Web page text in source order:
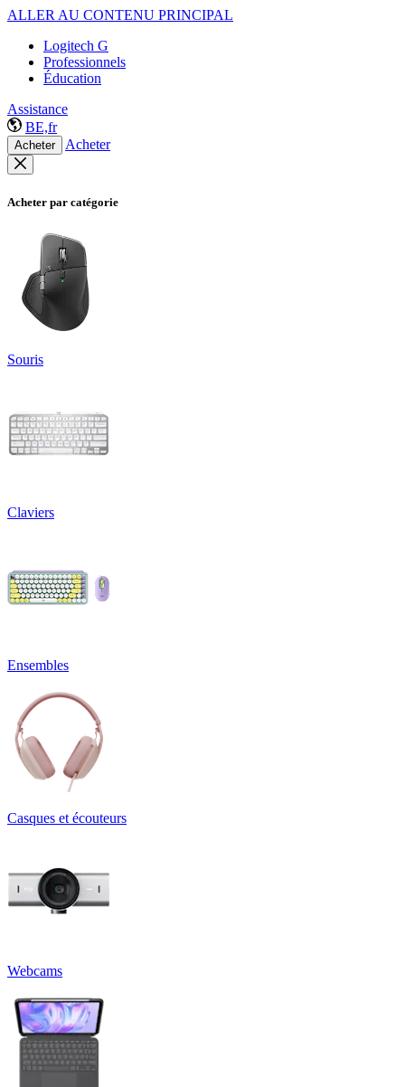
ALLER AU CONTENU PRINCIPAL
Logitech G
Professionnels
Éducation
Assistance
BE,fr
Acheter Acheter
Acheter par catégorie
Souris
Claviers
Ensembles
Casques et écouteurs
Webcams